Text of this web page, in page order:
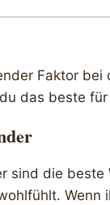
Faktor
das beste
sind die